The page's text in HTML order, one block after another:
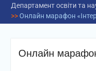
Департамент освіти та
>> Онлайн марафон
Онлайн марафон